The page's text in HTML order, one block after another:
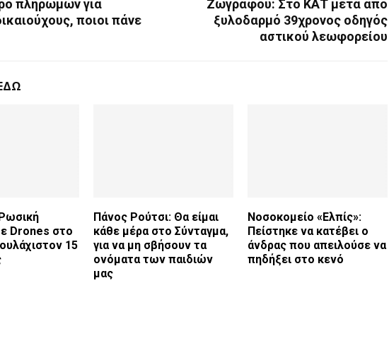
πληρωμών για
ποιοι πάνε
Ζωγράφου: Στο ΚΑΤ μετά από
ξυλοδαρμό 39χρονος οδηγός
αστικού λεωφορείου
Drones στο
15
Πάνος Ρούτσι: Θα είμαι
κάθε μέρα στο Σύνταγμα,
για να μη σβήσουν τα
ονόματα των παιδιών
μας
Νοσοκομείο «Ελπίς»:
Πείστηκε να κατέβει ο
άνδρας που απειλούσε να
πηδήξει στο κενό